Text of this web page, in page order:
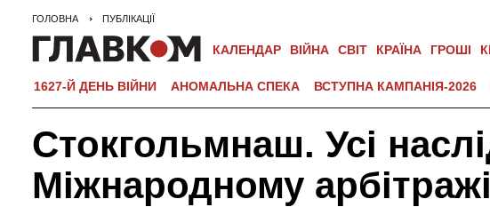
ГОЛОВНА ПУБЛІКАЦІЇ
КАЛЕНДАР ВІЙНА СВІТ КРАЇНА ГРОШІ
1627-Й ДЕНЬ ВІЙНИ АНОМАЛЬНА СПЕКА ВСТУПНА КАМПАНІЯ-2026
Стокгольмнаш. Усі
Міжнародному арбітражі